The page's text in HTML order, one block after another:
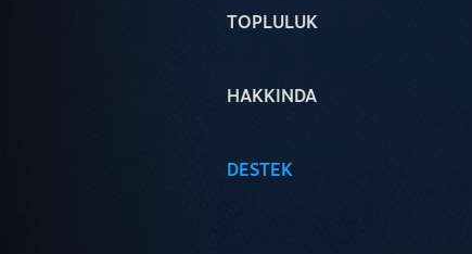
TOPLULUK
HAKKINDA
DESTEK